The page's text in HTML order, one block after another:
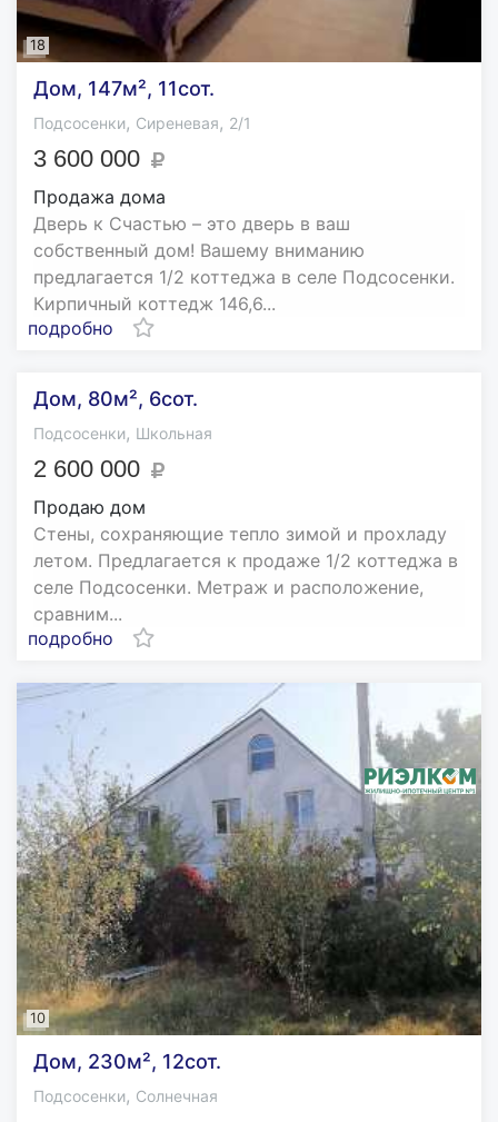
18
Дом, 147м², 11сот.
Подсосенки, Сиреневая, 2/1
3 600 000
Продажа дома
Дверь к Счастью – это дверь в ваш
собственный дом! Вашему вниманию
предлагается 1/2 коттеджа в селе Подсосенки.
Кирпичный коттедж 146,6...
подробно
Дом, 80м², 6сот.
Подсосенки, Школьная
2 600 000
Продаю дом
Стены, сохраняющие тепло зимой и прохладу
летом. Предлагается к продаже 1/2 коттеджа в
селе Подсосенки. Метраж и расположение,
сравним...
подробно
10
Дом, 230м², 12сот.
Подсосенки, Солнечная